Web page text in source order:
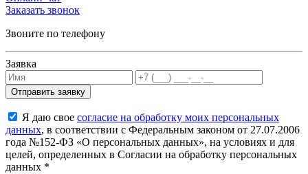
Заказать звонок
Звоните по телефону
Заявка
Я даю свое согласие на обработку моих персональных
данных, в соответствии с Федеральным законом от 27.07.2006
года №152-ФЗ «О персональных данных», на условиях и для
целей, определенных в Согласии на обработку персональных
данных *